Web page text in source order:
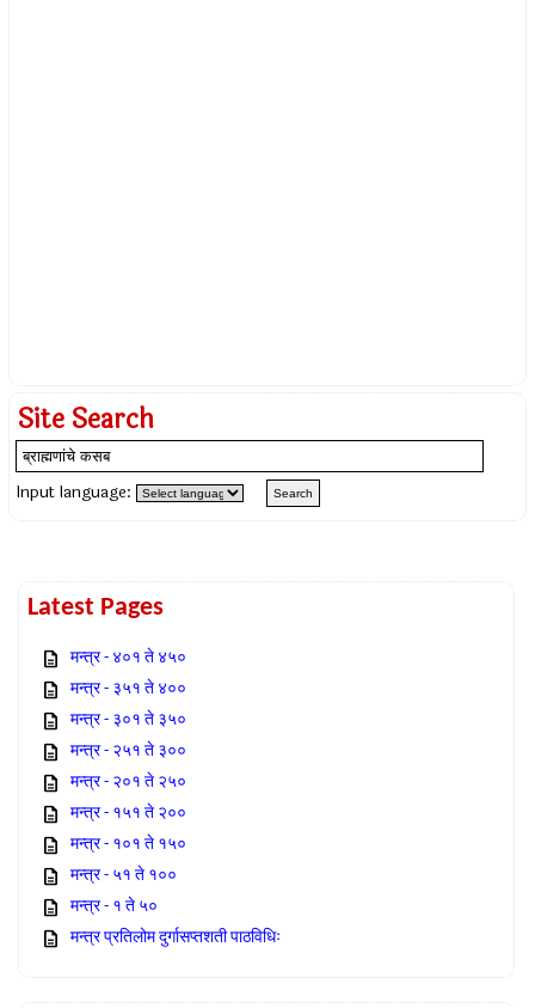
Site Search
Input language:
Latest Pages
मन्त्र - ४०१ ते ४५०
मन्त्र - ३५१ ते ४००
मन्त्र - ३०१ ते ३५०
मन्त्र - २५१ ते ३००
मन्त्र - २०१ ते २५०
मन्त्र - १५१ ते २००
मन्त्र - १०१ ते १५०
मन्त्र - ५१ ते १००
मन्त्र - १ ते ५०
मन्त्र प्रतिलोम दुर्गासप्तशती पाठविधिः